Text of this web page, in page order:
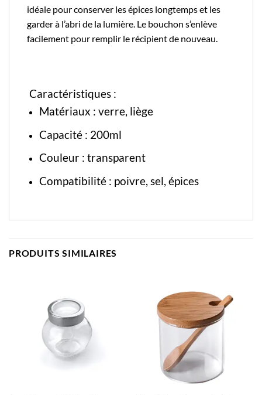
idéale pour conserver les épices longtemps et les
garder à l’abri de la lumière. Le bouchon s’enlève
facilement pour remplir le récipient de nouveau.
Caractéristiques :
Matériaux : verre, liège
Capacité : 200ml
Couleur : transparent
Compatibilité : poivre, sel, épices
PRODUITS SIMILAIRES